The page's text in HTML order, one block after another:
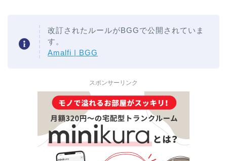
改訂されたルールがBGGで公開されていま
す。
Amalfi | BGG
スポンサーリンク